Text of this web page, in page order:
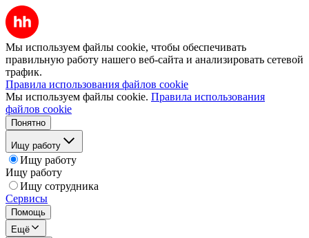
Мы используем файлы cookie, чтобы обеспечивать
правильную работу нашего веб-сайта и анализировать сетевой
трафик.
Правила использования файлов cookie
Мы используем файлы cookie. Правила использования
файлов cookie
Понятно
Ищу работу
Ищу работу
Ищу работу
Ищу сотрудника
Сервисы
Помощь
Ещё